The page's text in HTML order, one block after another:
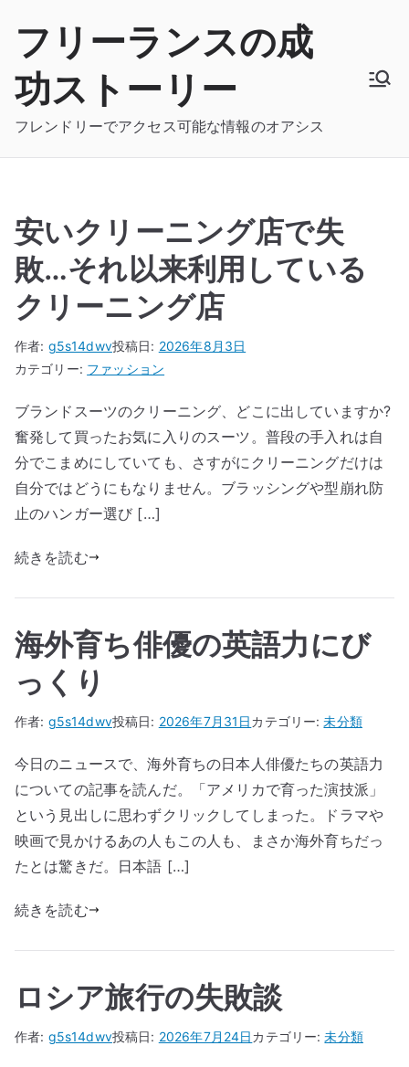
フリーランスの成
功ストーリー
フレンドリーでアクセス可能な情報のオアシス
安いクリーニング店で失
敗…それ以来利用している
クリーニング店
作者: g5s14dwv投稿日: 2026年8月3日
カテゴリー: ファッション
ブランドスーツのクリーニング、どこに出していますか?
奮発して買ったお気に入りのスーツ。普段の手入れは自
分でこまめにしていても、さすがにクリーニングだけは
自分ではどうにもなりません。ブラッシングや型崩れ防
止のハンガー選び […]
続きを読む
海外育ち俳優の英語力にび
っくり
作者: g5s14dwv投稿日: 2026年7月31日カテゴリー:未分類
今日のニュースで、海外育ちの日本人俳優たちの英語力
についての記事を読んだ。「アメリカで育った演技派」
という見出しに思わずクリックしてしまった。ドラマや
映画で見かけるあの人もこの人も、まさか海外育ちだっ
たとは驚きだ。日本語 […]
続きを読む
ロシア旅行の失敗談
作者: g5s14dwv投稿日: 2026年7月24日カテゴリー:未分類